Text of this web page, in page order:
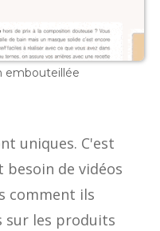
embouteillée
uniques. C'est
de vidéos
comment ils
sur les produits